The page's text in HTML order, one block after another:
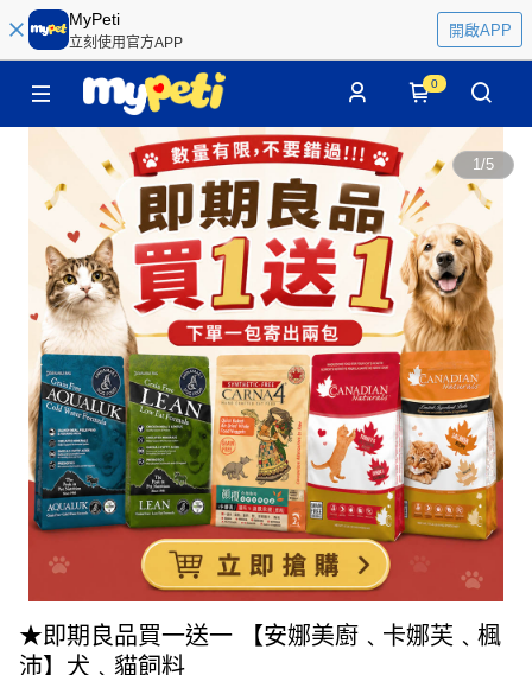
MyPeti
立刻使用官方APP
開啟APP
0
1/5
★即期良品買一送一 【安娜美廚﹑卡娜芙﹑楓
沛】犬﹑貓飼料